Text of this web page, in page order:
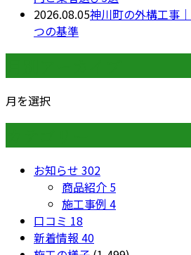
2026.08.05神川町の外構工事
つの基準
月を選択
お知らせ 302
商品紹介 5
施工事例 4
口コミ 18
新着情報 40